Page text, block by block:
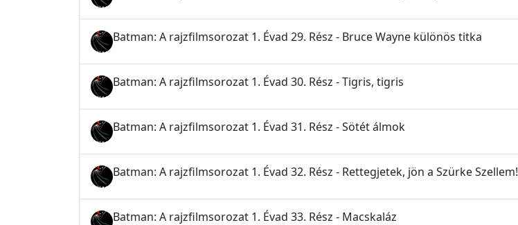
Batman: A rajzfilmsorozat 1. Évad 29. Rész - Bruce Wayne különös titka
Batman: A rajzfilmsorozat 1. Évad 30. Rész - Tigris, tigris
Batman: A rajzfilmsorozat 1. Évad 31. Rész - Sötét álmok
Batman: A rajzfilmsorozat 1. Évad 32. Rész - Rettegjetek, jön a Szürke Szellem!
Batman: A rajzfilmsorozat 1. Évad 33. Rész - Macskaláz